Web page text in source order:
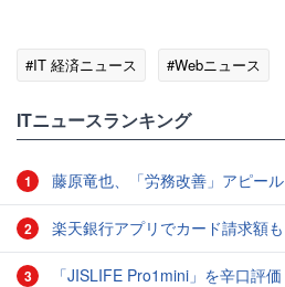
#IT 経済ニュース #Webニュース
ITニュースランキング
1 藤原竜也、「労務改善」アピール
2 楽天銀行アプリでカード請求額も
3 「JISLIFE Pro1mini」を辛口評価